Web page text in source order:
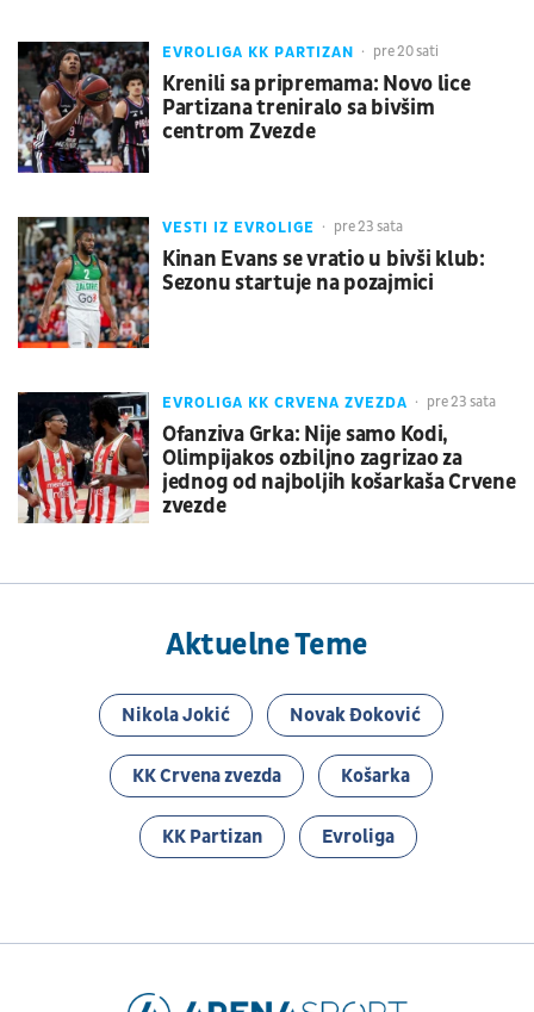
EVROLIGA KK PARTIZAN pre 20 sati
Krenili sa pripremama: Novo lice
Partizana treniralo sa bivšim
centrom Zvezde
VESTI IZ EVROLIGE pre 23 sata
Kinan Evans se vratio u bivši klub:
Sezonu startuje na pozajmici
EVROLIGA KK CRVENA ZVEZDA pre 23 sata
Ofanziva Grka: Nije samo Kodi,
Olimpijakos ozbiljno zagrizao za
jednog od najboljih košarkaša Crvene
zvezde
Aktuelne Teme
Nikola Jokić Novak Đoković
KK Crvena zvezda Košarka
KK Partizan Evroliga